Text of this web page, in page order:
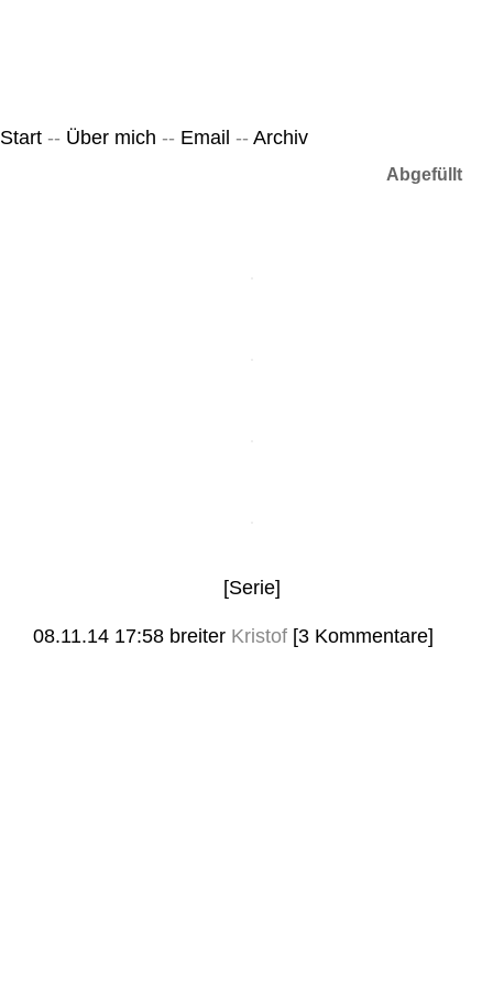
Start -- Über mich -- Email -- Archiv
Abgefüllt
[Serie]
08.11.14 17:58 breiter Kristof [3 Kommentare]